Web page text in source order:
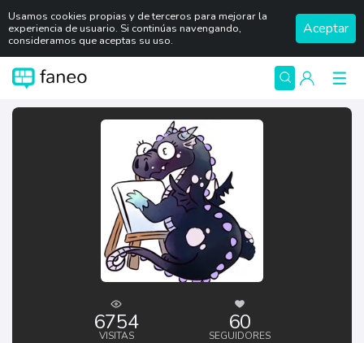
Usamos cookies propias y de terceros para mejorar la
experiencia de usuario. Si continúas navengando,
consideramos que aceptas su uso.
Aceptar
6754
VISITAS
60
SEGUIDORES